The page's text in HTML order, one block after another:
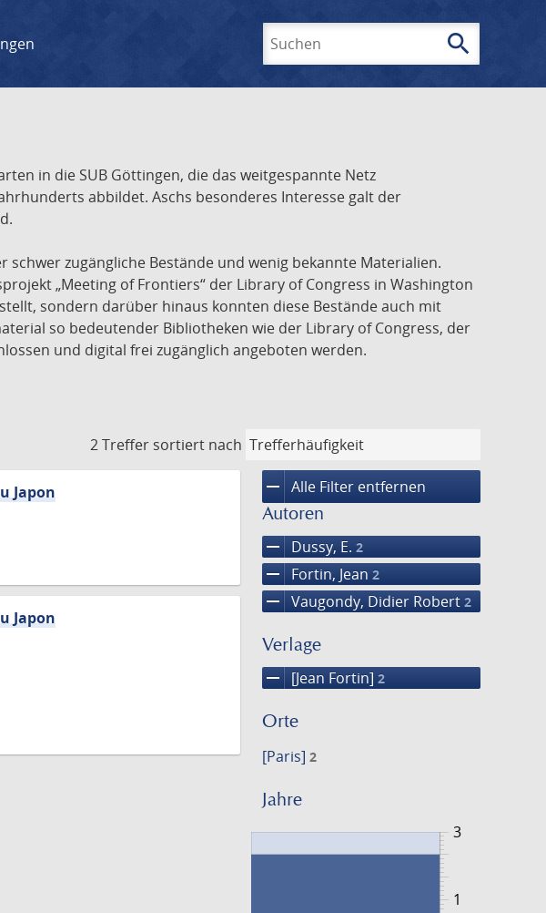
search
in die SUB Göttingen, die das weitgespannte Netz
abbildet. Aschs besonderes Interesse galt der
zugängliche Bestände und wenig bekannte Materialien.
„Meeting of Frontiers“ der Library of Congress in Washington
sondern darüber hinaus konnten diese Bestände auch mit
so bedeutender Bibliotheken wie der Library of Congress, der
und digital frei zugänglich angeboten werden.
2 Treffer sortiert nach
remove Alle Filter entfernen
Autoren
remove Dussy, E. 2
remove Fortin, Jean 2
remove Vaugondy, Didier Robert 2
Verlage
remove [Jean Fortin] 2
Orte
[Paris] 2
Jahre
3
1
Japon
Japon